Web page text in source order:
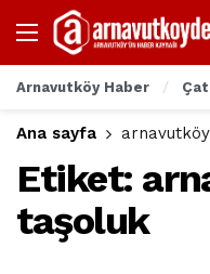
Arnavutköy Haber
Ana sayfa
Etiket:
taşoluk